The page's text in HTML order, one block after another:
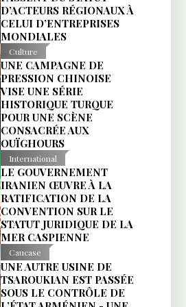
D’ACTEURS RÉGIONAUX À
CELUI D’ENTREPRISES
MONDIALES
Culture
UNE CAMPAGNE DE
PRESSION CHINOISE
VISE UNE SÉRIE
HISTORIQUE TURQUE
POUR UNE SCÈNE
CONSACRÉE AUX
OUÏGHOURS
International
LE GOUVERNEMENT
IRANIEN ŒUVRE À LA
RATIFICATION DE LA
CONVENTION SUR LE
STATUT JURIDIQUE DE LA
MER CASPIENNE
Caucase
UNE AUTRE USINE DE
TSAROUKIAN EST PASSÉE
SOUS LE CONTRÔLE DE